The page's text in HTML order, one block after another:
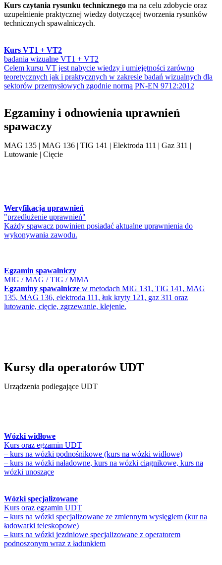
Kurs czytania rysunku technicznego ma na celu zdobycie oraz
uzupełnienie praktycznej wiedzy dotyczącej tworzenia rysunków
technicznych spawalniczych.
Kurs VT1 + VT2
badania wizualne VT1 + VT2
Celem kursu VT jest nabycie wiedzy i umiejętności zarówno
teoretycznych jak i praktycznych w zakresie badań wizualnych dla
sektorów przemysłowych zgodnie normą PN-EN 9712:2012
Egzaminy i odnowienia uprawnień
spawaczy
MAG 135 | MAG 136 | TIG 141 | Elektroda 111 | Gaz 311 |
Lutowanie | Cięcie
Weryfikacja uprawnień
"przedłużenie uprawnień"
Każdy spawacz powinien posiadać aktualne uprawnienia do
wykonywania zawodu.
Egzamin spawalniczy
MIG / MAG / TIG / MMA
Egzaminy spawalnicze w metodach MIG 131, TIG 141, MAG
135, MAG 136, elektroda 111, łuk kryty 121, gaz 311 oraz
lutowanie, cięcie, zgrzewanie, klejenie.
Kursy dla operatorów UDT
Urządzenia podlegające UDT
Wózki widłowe
Kurs oraz egzamin UDT
– kurs na wózki podnośnikowe (kurs na wózki widłowe)
– kurs na wózki naładowne, kurs na wózki ciągnikowe, kurs na
wózki unoszące
Wózki specjalizowane
Kurs oraz egzamin UDT
– kurs na wózki specjalizowane ze zmiennym wysięgiem (kur na
ładowarki teleskopowe)
– kurs na wózki jezdniowe specjalizowane z operatorem
podnoszonym wraz z ładunkiem